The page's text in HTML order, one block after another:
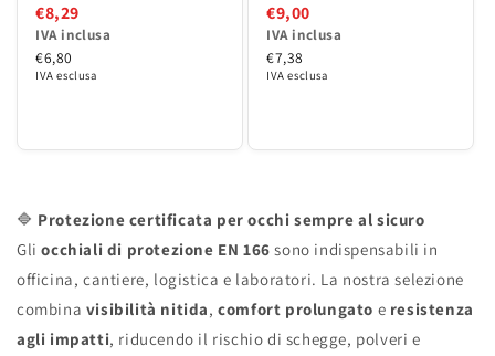
€8,29
IVA inclusa
€6,80
IVA esclusa
€9,00
IVA inclusa
€7,38
IVA esclusa
🔷 Protezione certificata per occhi sempre al sicuro
Gliocchiali di protezione EN 166 sono indispensabili in
officina, cantiere, logistica e laboratori. La nostra selezione
combina visibilità nitida,comfort prolungato e resistenza
agli impatti, riducendo il rischio di schegge, polveri e